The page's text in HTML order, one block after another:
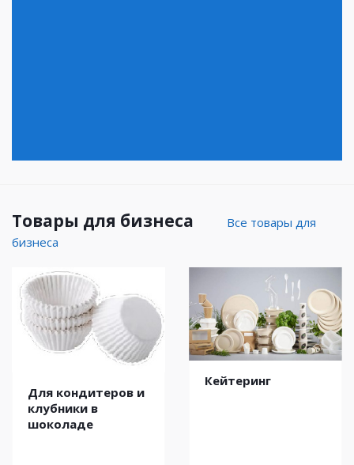
Товары для бизнеса
Все товары для
бизнеса
Для кондитеров и
клубники в
шоколаде
Кейтеринг